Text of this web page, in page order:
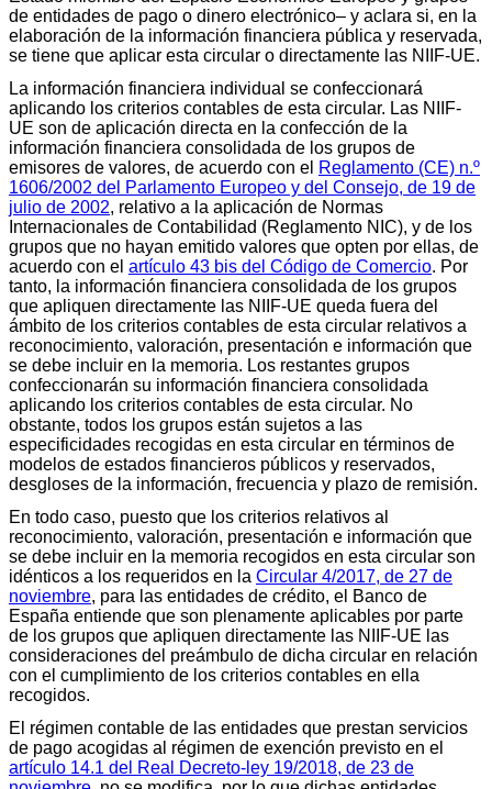
de entidades de pago o dinero electrónico– y aclara si, en la
elaboración de la información financiera pública y reservada,
se tiene que aplicar esta circular o directamente las NIIF-UE.
La información financiera individual se confeccionará
aplicando los criterios contables de esta circular. Las NIIF-
UE son de aplicación directa en la confección de la
información financiera consolidada de los grupos de
emisores de valores, de acuerdo con el Reglamento (CE) n.º
1606/2002 del Parlamento Europeo y del Consejo, de 19 de
julio de 2002, relativo a la aplicación de Normas
Internacionales de Contabilidad (Reglamento NIC), y de los
grupos que no hayan emitido valores que opten por ellas, de
acuerdo con el artículo 43 bis del Código de Comercio. Por
tanto, la información financiera consolidada de los grupos
que apliquen directamente las NIIF-UE queda fuera del
ámbito de los criterios contables de esta circular relativos a
reconocimiento, valoración, presentación e información que
se debe incluir en la memoria. Los restantes grupos
confeccionarán su información financiera consolidada
aplicando los criterios contables de esta circular. No
obstante, todos los grupos están sujetos a las
especificidades recogidas en esta circular en términos de
modelos de estados financieros públicos y reservados,
desgloses de la información, frecuencia y plazo de remisión.
En todo caso, puesto que los criterios relativos al
reconocimiento, valoración, presentación e información que
se debe incluir en la memoria recogidos en esta circular son
idénticos a los requeridos en la Circular 4/2017, de 27 de
noviembre, para las entidades de crédito, el Banco de
España entiende que son plenamente aplicables por parte
de los grupos que apliquen directamente las NIIF-UE las
consideraciones del preámbulo de dicha circular en relación
con el cumplimiento de los criterios contables en ella
recogidos.
El régimen contable de las entidades que prestan servicios
de pago acogidas al régimen de exención previsto en el
artículo 14.1 del Real Decreto-ley 19/2018, de 23 de